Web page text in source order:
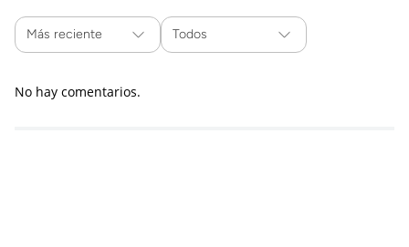
Más reciente Todos
No hay comentarios.